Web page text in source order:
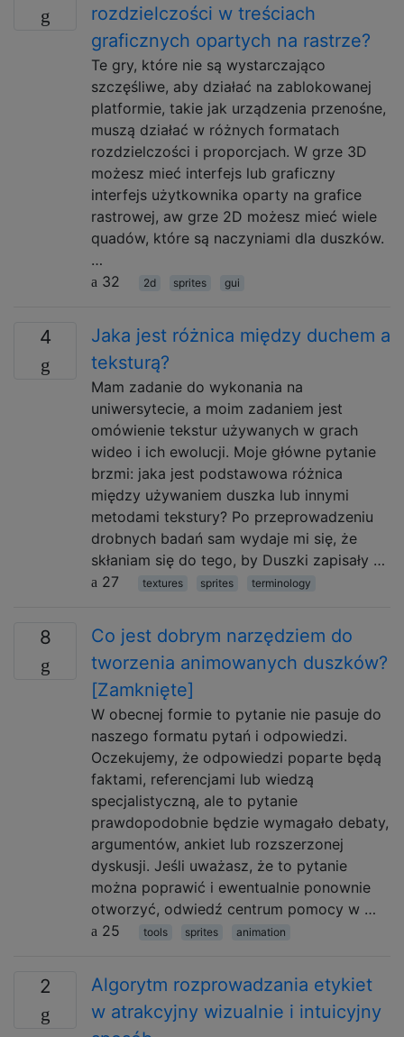
rozdzielczości w treściach
graficznych opartych na rastrze?
Te gry, które nie są wystarczająco
szczęśliwe, aby działać na zablokowanej
platformie, takie jak urządzenia przenośne,
muszą działać w różnych formatach
rozdzielczości i proporcjach. W grze 3D
możesz mieć interfejs lub graficzny
interfejs użytkownika oparty na grafice
rastrowej, aw grze 2D możesz mieć wiele
quadów, które są naczyniami dla duszków.
…
32
2d sprites gui
4
Jaka jest różnica między duchem a
teksturą?
Mam zadanie do wykonania na
uniwersytecie, a moim zadaniem jest
omówienie tekstur używanych w grach
wideo i ich ewolucji. Moje główne pytanie
brzmi: jaka jest podstawowa różnica
między używaniem duszka lub innymi
metodami tekstury? Po przeprowadzeniu
drobnych badań sam wydaje mi się, że
skłaniam się do tego, by Duszki zapisały …
27
textures sprites terminology
8
Co jest dobrym narzędziem do
tworzenia animowanych duszków?
[Zamknięte]
W obecnej formie to pytanie nie pasuje do
naszego formatu pytań i odpowiedzi.
Oczekujemy, że odpowiedzi poparte będą
faktami, referencjami lub wiedzą
specjalistyczną, ale to pytanie
prawdopodobnie będzie wymagało debaty,
argumentów, ankiet lub rozszerzonej
dyskusji. Jeśli uważasz, że to pytanie
można poprawić i ewentualnie ponownie
otworzyć, odwiedź centrum pomocy w …
25
tools sprites animation
2
Algorytm rozprowadzania etykiet
w atrakcyjny wizualnie i intuicyjny